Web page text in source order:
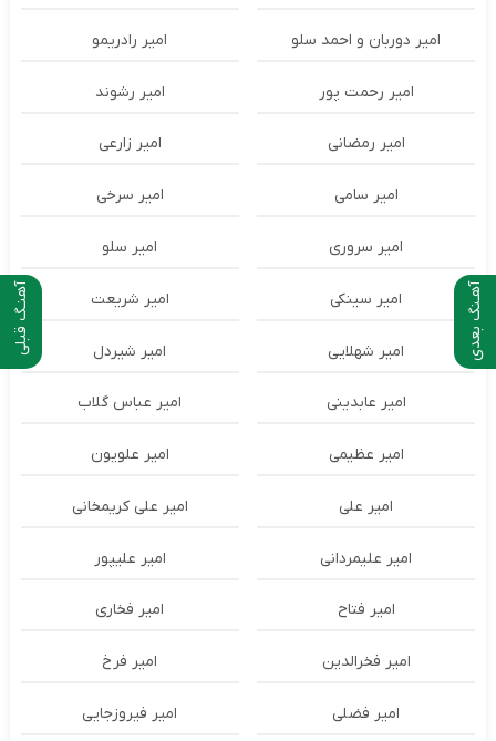
آهنـگ قبلی آهـنگ بعدی
امیر دوربان و احمد سلو امیر رادریمو
امیر رحمت پور امیر رشوند
امیر رمضانی امیر زارعی
امیر سامی امیر سرخی
امیر سروری امیر سلو
امیر سینکی امیر شریعت
امیر شهلایی امیر شیردل
امیر عابدینی امیر عباس گلاب
امیر عظیمی امیر علویون
امیر علی امیر علی کریمخانی
امیر علیمردانی امیر علیپور
امیر فتاح امیر فخاری
امیر فخرالدین امیر فرخ
امیر فضلی امیر فیروزجایی